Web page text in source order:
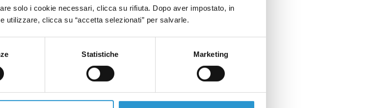
solo i cookie necessari, clicca su rifiuta. Dopo aver impostato, in
utilizzare, clicca su “accetta selezionati” per salvarle.
Statistiche Marketing